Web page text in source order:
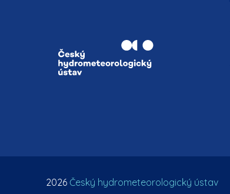
2026 Český hydrometeorologický ústav